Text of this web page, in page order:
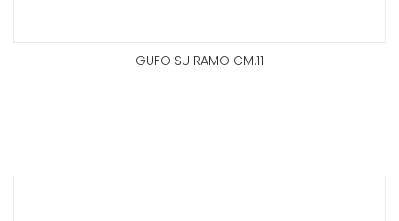
GUFO SU RAMO CM.11